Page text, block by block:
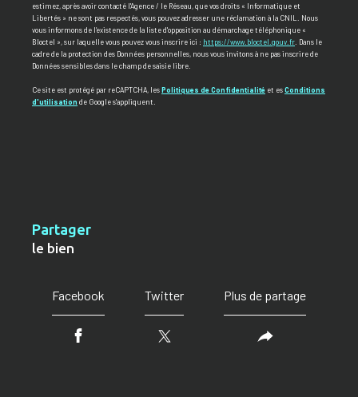
estimez, après avoir contacté l'Agence / le Réseau, que vos droits « Informatique et
Libertés » ne sont pas respectés, vous pouvez adresser une réclamation à la CNIL. Nous
vous informons de l’existence de la liste d'opposition au démarchage téléphonique «
Bloctel », sur laquelle vous pouvez vous inscrire ici : https://www.bloctel.gouv.fr . Dans le
cadre de la protection des Données personnelles, nous vous invitons à ne pas inscrire de
Données sensibles dans le champ de saisie libre.
Ce site est protégé par reCAPTCHA, lesPolitiques de Confidentialité et esConditions
d'utilisation de Google s'appliquent.
partager
le bien
Facebook Twitter Plus de partage